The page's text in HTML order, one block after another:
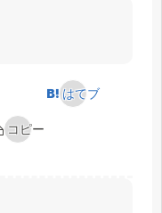
はてブ
コピー